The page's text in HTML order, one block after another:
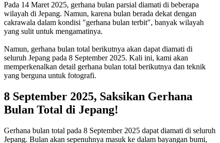
Pada 14 Maret 2025, gerhana bulan parsial diamati di beberapa
wilayah di Jepang. Namun, karena bulan berada dekat dengan
cakrawala dalam kondisi "gerhana bulan terbit", banyak wilayah
yang sulit untuk mengamatinya.
Namun, gerhana bulan total berikutnya akan dapat diamati di
seluruh Jepang pada 8 September 2025. Kali ini, kami akan
memperkenalkan detail gerhana bulan total berikutnya dan teknik
yang berguna untuk fotografi.
8 September 2025, Saksikan Gerhana
Bulan Total di Jepang!
Gerhana bulan total pada 8 September 2025 dapat diamati di seluruh
Jepang. Bulan akan sepenuhnya masuk ke dalam bayangan bumi,